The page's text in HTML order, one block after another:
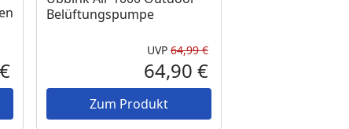
Aktueller Preis
Belüftungspumpe
Ursprünglicher Preis
UVP 64,99 €
Aktueller Preis
64,90 €
Zum Produkt